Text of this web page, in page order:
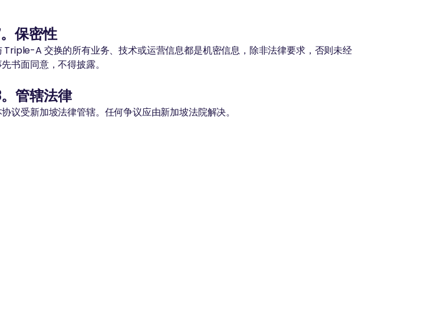
保密性
Triple-A 交换的所有业务、技术或运营信息都是机密信息，除非法律要求，否则未经
书面同意，不得披露。
管辖法律
议受新加坡法律管辖。任何争议应由新加坡法院解决。